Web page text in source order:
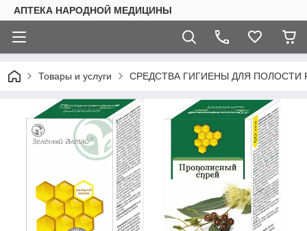
АПТЕКА НАРОДНОЙ МЕДИЦИНЫ
Товары и услуги СРЕДСТВА ГИГИЕНЫ ДЛЯ ПОЛОСТИ